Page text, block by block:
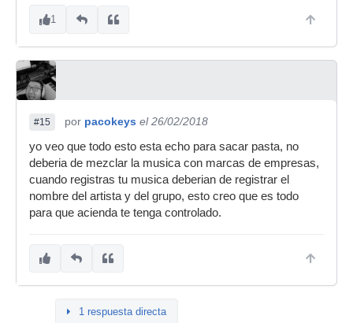
1
#15 por pacokeys el 26/02/2018
yo veo que todo esto esta echo para sacar pasta, no
deberia de mezclar la musica con marcas de empresas,
cuando registras tu musica deberian de registrar el
nombre del artista y del grupo, esto creo que es todo
para que acienda te tenga controlado.
1 respuesta directa